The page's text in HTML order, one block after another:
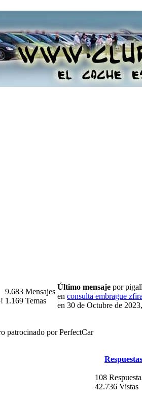
9.683 Mensajes
1.169 Temas
Último mensaje por
en consulta embrague
en 30 de Octubre de
patrocinado por PerfectCar
Respuestas
108
42.736 Vistas